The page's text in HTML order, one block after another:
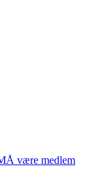
være medlem